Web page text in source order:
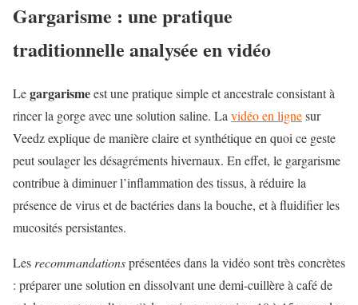
Gargarisme : une pratique
traditionnelle analysée en vidéo
Legargarismeest une pratique simple et ancestrale consistant à
rincer la gorge avec une solution saline. La vidéo en lignesur
Veedz explique de manière claire et synthétique en quoi ce geste
peut soulager les désagréments hivernaux. En effet, le gargarisme
contribue à diminuer l’inflammation des tissus, à réduire la
présence de virus et de bactéries dans la bouche, et à fluidifier les
mucosités persistantes.
Les recommandationsprésentées dans la vidéo sont très concrètes
: préparer une solution en dissolvant une demi-cuillère à café de